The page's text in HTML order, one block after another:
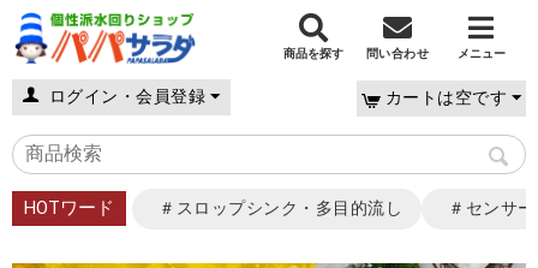
商品を探す 問い合わせ メニュー
ログイン・会員登録 カートは空です
HOTワード ＃スロップシンク・多目的流し ＃センサ